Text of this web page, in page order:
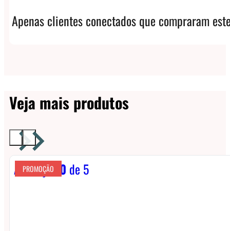
Apenas clientes conectados que compraram
Veja mais produtos
Avaliação 0 de 5
PROMOÇÃO